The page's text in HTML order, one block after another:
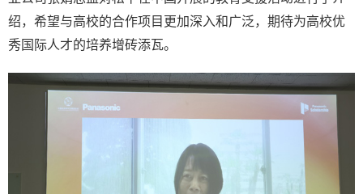
绍，希望与高校的合作项目更加深入和广泛，期待为高校优
秀国际人才的培养增砖添瓦。